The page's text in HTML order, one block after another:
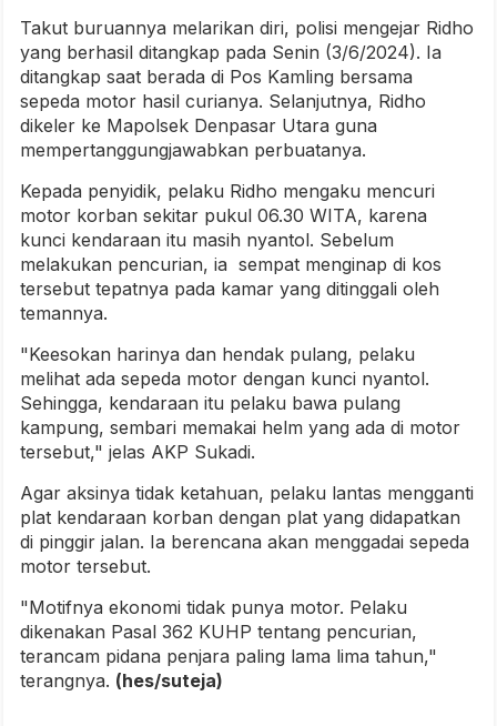
Takut buruannya melarikan diri, polisi mengejar Ridho
yang berhasil ditangkap pada Senin (3/6/2024). Ia
ditangkap saat berada di Pos Kamling bersama
sepeda motor hasil curianya. Selanjutnya, Ridho
dikeler ke Mapolsek Denpasar Utara guna
mempertanggungjawabkan perbuatanya.
Kepada penyidik, pelaku Ridho mengaku mencuri
motor korban sekitar pukul 06.30 WITA, karena
kunci kendaraan itu masih nyantol. Sebelum
melakukan pencurian, ia sempat menginap di kos
tersebut tepatnya pada kamar yang ditinggali oleh
temannya.
"Keesokan harinya dan hendak pulang, pelaku
melihat ada sepeda motor dengan kunci nyantol.
Sehingga, kendaraan itu pelaku bawa pulang
kampung, sembari memakai helm yang ada di motor
tersebut," jelas AKP Sukadi.
Agar aksinya tidak ketahuan, pelaku lantas mengganti
plat kendaraan korban dengan plat yang didapatkan
di pinggir jalan. Ia berencana akan menggadai sepeda
motor tersebut.
"Motifnya ekonomi tidak punya motor. Pelaku
dikenakan Pasal 362 KUHP tentang pencurian,
terancam pidana penjara paling lama lima tahun,"
terangnya. (hes/suteja)